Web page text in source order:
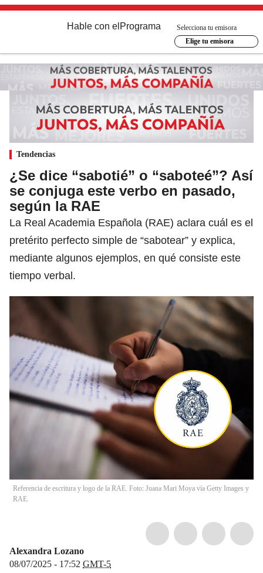
Hable con el Programa
Selecciona tu emisora
Elige tu emisora
Tendencias
¿Se dice “sabotié” o “saboteé”? Así
se conjuga este verbo en pasado,
según la RAE
La Real Academia Española (RAE) aclara cuál es el
pretérito perfecto simple de “sabotear” y explica,
mediante algunos ejemplos, en qué consiste este
tiempo verbal.
Referencia de escritura y logo de la RAE. Foto: Juana Mari Moya vía Getty Images y
RAE.
Alexandra Lozano
08/07/2025 - 17:52 GMT-5